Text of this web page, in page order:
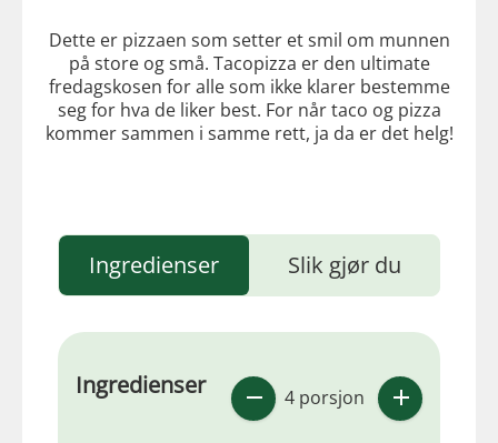
Dette er pizzaen som setter et smil om munnen
på store og små. Tacopizza er den ultimate
fredagskosen for alle som ikke klarer bestemme
seg for hva de liker best. For når taco og pizza
kommer sammen i samme rett, ja da er det helg!
Ingredienser Slik gjør du
Ingredienser 4 porsjon